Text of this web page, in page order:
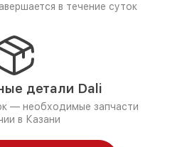
в течение суток
детали Dali
— необходимые запчасти
в Казани